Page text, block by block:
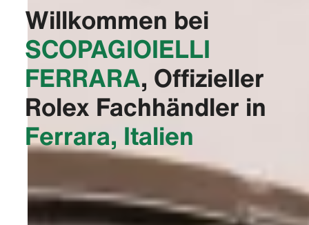
Willkommen bei
‭SCOPAGIOIELLI
FERRARA‬, Offizieller
Rolex Fachhändler in
Ferrara, Italien